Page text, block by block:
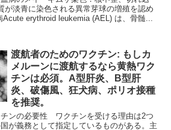
が淡青に染色される異常芽球の増殖を認め
病Acute erythroid leukemia (AEL) は、骨髄...
渡航者のためのワクチン: もしカ
メルーンに渡航するなら黄熱ワク
チンは必須。A型肝炎、B型肝
炎、破傷風、狂犬病、ポリオ接種
を推奨。
ンの必要性 ワクチンを受ける理由は2つ
が義務として指定しているものがある。主